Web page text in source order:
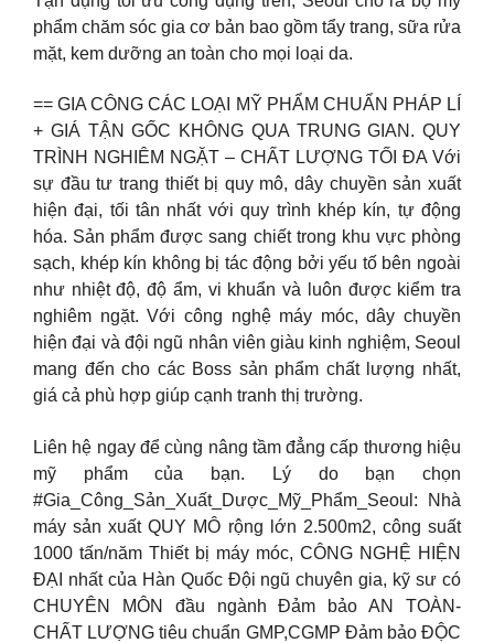
phẩm chăm sóc gia cơ bản bao gồm tẩy trang, sữa rửa
mặt, kem dưỡng an toàn cho mọi loại da.
== GIA CÔNG CÁC LOẠI MỸ PHẨM CHUẨN PHÁP LÍ
+ GIÁ TẬN GỐC KHÔNG QUA TRUNG GIAN. QUY
TRÌNH NGHIÊM NGẶT – CHẤT LƯỢNG TỐI ĐA Với
sự đầu tư trang thiết bị quy mô, dây chuyền sản xuất
hiện đại, tối tân nhất với quy trình khép kín, tự động
hóa. Sản phẩm được sang chiết trong khu vực phòng
sạch, khép kín không bị tác động bởi yếu tố bên ngoài
như nhiệt độ, độ ẩm, vi khuẩn và luôn được kiểm tra
nghiêm ngặt. Với công nghệ máy móc, dây chuyền
hiện đại và đội ngũ nhân viên giàu kinh nghiệm, Seoul
mang đến cho các Boss sản phẩm chất lượng nhất,
giá cả phù hợp giúp cạnh tranh thị trường.
Liên hệ ngay để cùng nâng tầm đẳng cấp thương hiệu
mỹ phẩm của bạn. Lý do bạn chọn
#Gia_Công_Sản_Xuất_Dược_Mỹ_Phẩm_Seoul: Nhà
máy sản xuất QUY MÔ rộng lớn 2.500m2, công suất
1000 tấn/năm Thiết bị máy móc, CÔNG NGHỆ HIỆN
ĐẠI nhất của Hàn Quốc Đội ngũ chuyên gia, kỹ sư có
CHUYÊN MÔN đầu ngành Đảm bảo AN TOÀN-
CHẤT LƯỢNG tiêu chuẩn GMP,CGMP Đảm bảo ĐỘC